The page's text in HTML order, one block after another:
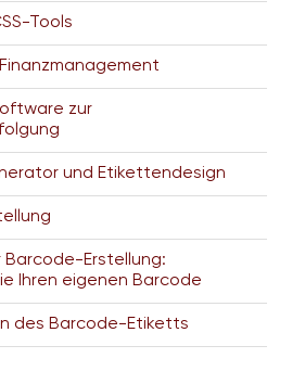
Tools
zur
und Etikettendesign
Barcode-Erstellung:
Ihren eigenen Barcode
des Barcode-Etiketts